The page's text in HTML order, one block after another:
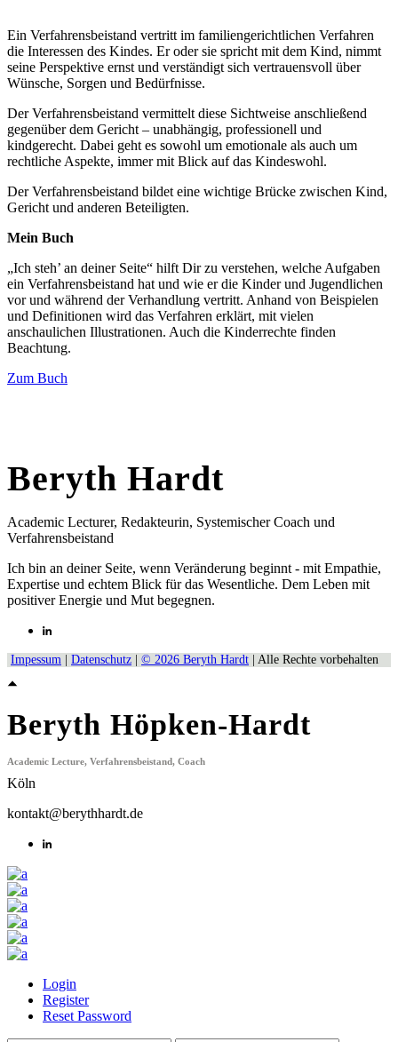
Ein Verfahrensbeistand vertritt im familiengerichtlichen Verfahren
die Interessen des Kindes. Er oder sie spricht mit dem Kind, nimmt
seine Perspektive ernst und verständigt sich vertrauensvoll über
Wünsche, Sorgen und Bedürfnisse.
Der Verfahrensbeistand vermittelt diese Sichtweise anschließend
gegenüber dem Gericht – unabhängig, professionell und
kindgerecht. Dabei geht es sowohl um emotionale als auch um
rechtliche Aspekte, immer mit Blick auf das Kindeswohl.
Der Verfahrensbeistand bildet eine wichtige Brücke zwischen Kind,
Gericht und anderen Beteiligten.
Mein Buch
„Ich steh’ an deiner Seite“ hilft Dir zu verstehen, welche Aufgaben
ein Verfahrensbeistand hat und wie er die Kinder und Jugendlichen
vor und während der Verhandlung vertritt. Anhand von Beispielen
und Definitionen wird das Verfahren erklärt, mit vielen
anschaulichen Illustrationen. Auch die Kinderrechte finden
Beachtung.
Zum Buch
Beryth Hardt
Academic Lecturer, Redakteurin, Systemischer Coach und
Verfahrensbeistand
Ich bin an deiner Seite, wenn Veränderung beginnt - mit Empathie,
Expertise und echtem Blick für das Wesentliche. Dem Leben mit
positiver Energie und Mut begegnen.
Impessum Datenschutz © 2026 Beryth Hardt | Alle Rechte vorbehalten
Beryth Höpken-Hardt
Academic Lecture, Verfahrensbeistand, Coach
Köln
kontakt@berythhardt.de
Login
Register
Reset Password